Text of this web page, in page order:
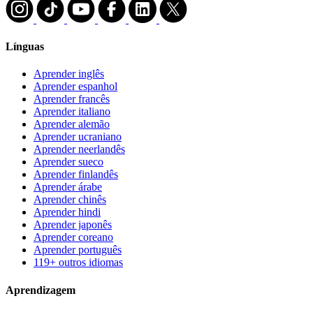
Línguas
Aprender inglês
Aprender espanhol
Aprender francês
Aprender italiano
Aprender alemão
Aprender ucraniano
Aprender neerlandês
Aprender sueco
Aprender finlandês
Aprender árabe
Aprender chinês
Aprender hindi
Aprender japonês
Aprender coreano
Aprender português
119+ outros idiomas
Aprendizagem